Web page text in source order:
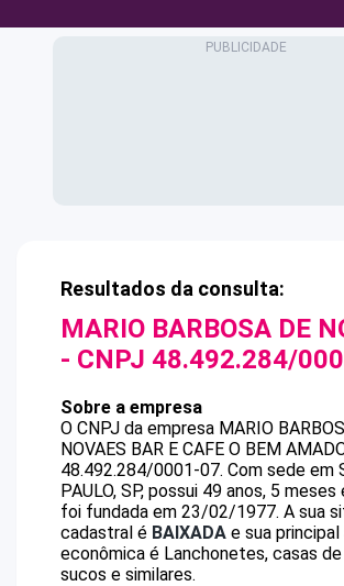
Resultados da consulta:
MARIO BARBOSA DE
- CNPJ 48.492.284/
Sobre a empresa
O CNPJ da empresa MARIO
NOVAES BAR E CAFE O BEM
48.492.284/0001-07. Com sede em
PAULO, SP, possui 49 anos, 5
foi fundada em 23/02/1977. A sua
cadastral é BAIXADA e sua
econômica é Lanchonetes, casas
sucos e similares.